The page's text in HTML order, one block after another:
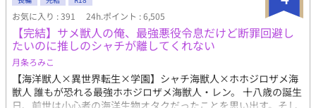
が、なぜか俺にだけ甘い。 生き延びるための毒見が、いつのまに
かこの人に味を届ける仕事に変わっていく。 毒見役と、死にたが
りの公爵。ふたりの食卓のラブコメディ。全年齢・純愛です。 ※
本作は『小説家になろう』『カクヨム』にも掲載しています。
お気に入り : 391 24h.ポイント : 6,505
【完結】サメ獣人の俺、最強悪役令息だけど断罪回避し
たいのに推しのシャチが離してくれない
月条ろみこ
【海洋獣人×異世界転生×学園】シャチ海獣人×ホホジロザメ海
獣人 誰もが恐れる最強ホホジロザメ海獣人・レン。 十八歳の誕生
日、前世は小心者の海洋生物オタクだったことを思い出す。そし